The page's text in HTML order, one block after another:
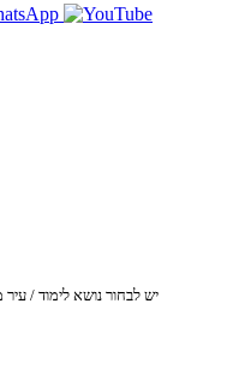
*יש לבחור נושא לימוד /